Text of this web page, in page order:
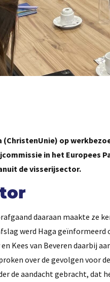
op
in het Europees
de visserijsector.
daaraan maakte ze
werd Haga geïnformeerd
Kees van Beveren daarbij
over de gevolgen voor
de aandacht gebracht,